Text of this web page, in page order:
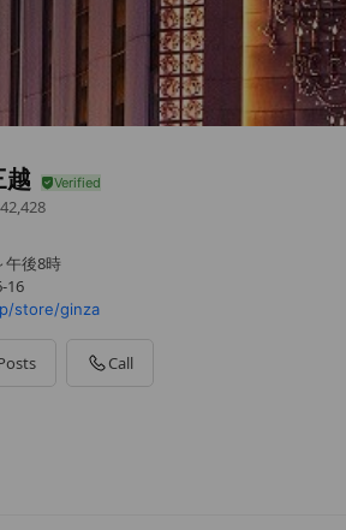
越
午後8時
16
store/ginza
Call